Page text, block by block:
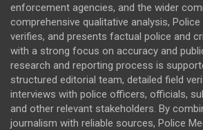
enforcement agencies, and the wider
comprehensive qualitative analysis,
verifies, and presents factual police and
with a strong focus on accuracy and
research and reporting process is
structured editorial team, detailed field
interviews with police officers, officials,
and other relevant stakeholders. By
journalism with reliable sources, Police